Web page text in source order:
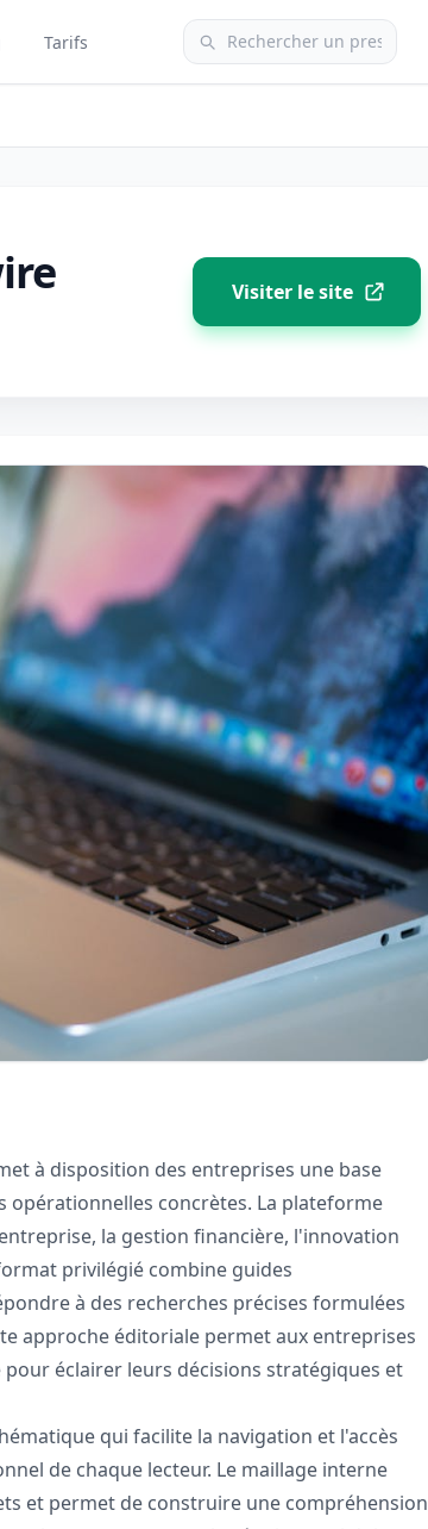
Tarifs
Visiter le site
à disposition des entreprises une base
concrètes. La plateforme
la gestion financière, l'innovation
privilégié combine guides
à des recherches précises formulées
approche éditoriale permet aux entreprises
éclairer leurs décisions stratégiques et
qui facilite la navigation et l'accès
de chaque lecteur. Le maillage interne
et permet de construire une compréhension